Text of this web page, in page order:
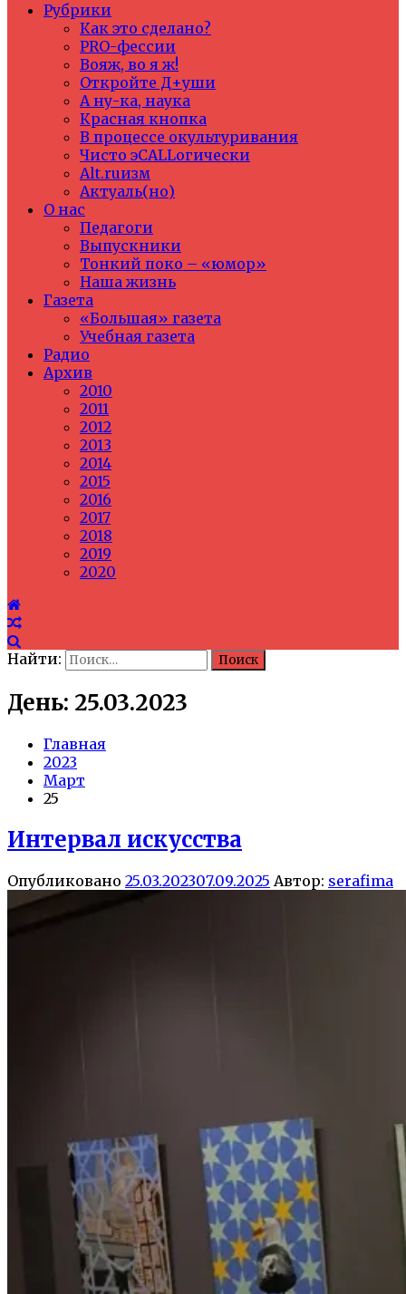
Рубрики
Как это сделано?
PRO-фессии
Вояж, во я ж!
Откройте Д+уши
А ну-ка, наука
Красная кнопка
В процессе окультуривания
Чисто эCALLогически
Alt.ruизм
Актуаль(но)
О нас
Педагоги
Выпускники
Тонкий поко – «юмор»
Наша жизнь
Газета
«Большая» газета
Учебная газета
Радио
Архив
2010
2011
2012
2013
2014
2015
2016
2017
2018
2019
2020
Найти:
День: 25.03.2023
Главная
2023
Март
25
Интервал искусства
Опубликовано 25.03.202307.09.2025 Автор: serafima